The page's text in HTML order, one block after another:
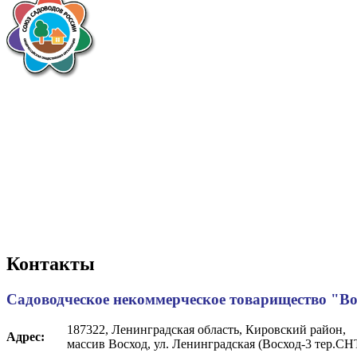
Контакты
Садоводческое некоммерческое товарищество
Адрес:
187322, Ленинградская область, Кировский район,
массив Восход, ул. Ленинградская (Восход-3